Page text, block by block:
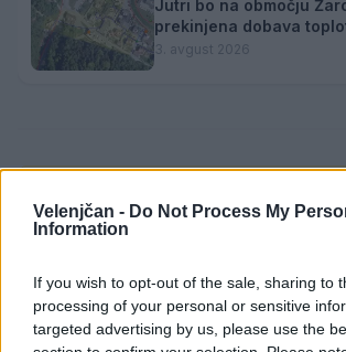
Velenjčan - Do Not Process My
Information
If you wish to opt-out of the sale, sharing to
processing of your personal or sensitive
targeted advertising by us, please use the
Jutri bo na območju
prekinjena dobava
3. avgust 2026
posameznik kazensko odgovoren za
bodo odstranjeni. Pravila komentiranja